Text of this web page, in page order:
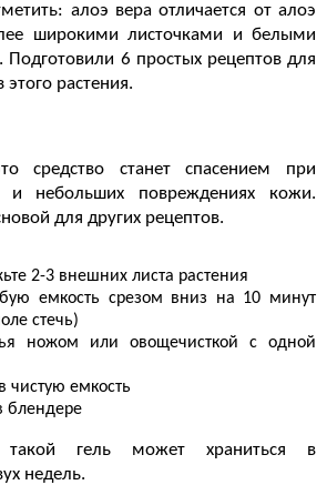
алоэ вера отличается от алоэ
широкими листочками и белыми
6 простых рецептов для
растения.
средство станет спасением при
и небольших повреждениях кожи.
для других рецептов.
2-3 внешних листа растения
емкость срезом вниз на 10 минут
стечь)
ножом или овощечисткой с одной
чистую емкость
блендере
гель может храниться в
недель.